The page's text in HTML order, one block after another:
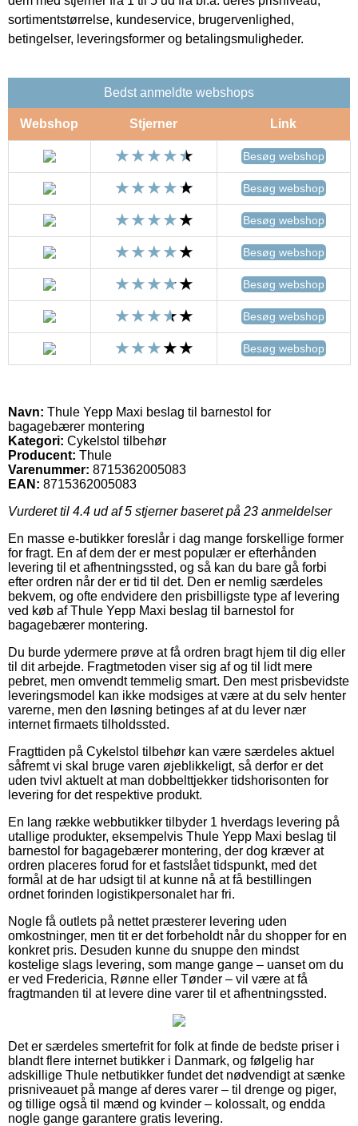
sortimentstørrelse, kundeservice, brugervenlighed,
betingelser, leveringsformer og betalingsmuligheder.
Bedst anmeldte webshops
Webshop Stjerner Link
Besøg webshop
Besøg webshop
Besøg webshop
Besøg webshop
Besøg webshop
Besøg webshop
Besøg webshop
Navn: Thule Yepp Maxi beslag til barnestol for
bagagebærer montering
Kategori: Cykelstol tilbehør
Producent: Thule
Varenummer: 8715362005083
EAN: 8715362005083
Vurderet til 4.4 ud af 5 stjerner baseret på 23 anmeldelser
En masse e-butikker foreslår i dag mange forskellige former
for fragt. En af dem der er mest populær er efterhånden
levering til et afhentningssted, og så kan du bare gå forbi
efter ordren når der er tid til det. Den er nemlig særdeles
bekvem, og ofte endvidere den prisbilligste type af levering
ved køb af Thule Yepp Maxi beslag til barnestol for
bagagebærer montering.
Du burde ydermere prøve at få ordren bragt hjem til dig eller
til dit arbejde. Fragtmetoden viser sig af og til lidt mere
pebret, men omvendt temmelig smart. Den mest prisbevidste
leveringsmodel kan ikke modsiges at være at du selv henter
varerne, men den løsning betinges af at du lever nær
internet firmaets tilholdssted.
Fragttiden på Cykelstol tilbehør kan være særdeles aktuel
såfremt vi skal bruge varen øjeblikkeligt, så derfor er det
uden tvivl aktuelt at man dobbelttjekker tidshorisonten for
levering for det respektive produkt.
En lang række webbutikker tilbyder 1 hverdags levering på
utallige produkter, eksempelvis Thule Yepp Maxi beslag til
barnestol for bagagebærer montering, der dog kræver at
ordren placeres forud for et fastslået tidspunkt, med det
formål at de har udsigt til at kunne nå at få bestillingen
ordnet forinden logistikpersonalet har fri.
Nogle få outlets på nettet præsterer levering uden
omkostninger, men tit er det forbeholdt når du shopper for en
konkret pris. Desuden kunne du snuppe den mindst
kostelige slags levering, som mange gange – uanset om du
er ved Fredericia, Rønne eller Tønder – vil være at få
fragtmanden til at levere dine varer til et afhentningssted.
Det er særdeles smertefrit for folk at finde de bedste priser i
blandt flere internet butikker i Danmark, og følgelig har
adskillige Thule netbutikker fundet det nødvendigt at sænke
prisniveauet på mange af deres varer – til drenge og piger,
og tillige også til mænd og kvinder – kolossalt, og endda
nogle gange garantere gratis levering.